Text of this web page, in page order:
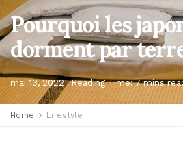
Pourquoi les
dorment par
mai 13, 2022 Reading Time: 7 mins
Home Lifestyle